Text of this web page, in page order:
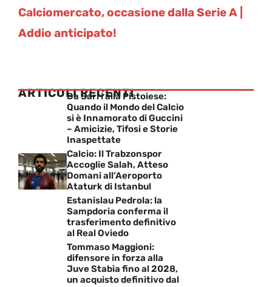
Calciomercato, occasione dalla Serie A |
Addio anticipato!
ARTICOLI RECENTI
Da Sarri alla Pistoiese:
Quando il Mondo del Calcio
si è Innamorato di Guccini
– Amicizie, Tifosi e Storie
Inaspettate
Calcio: Il Trabzonspor
Accoglie Salah, Atteso
Domani all’Aeroporto
Ataturk di Istanbul
Estanislau Pedrola: la
Sampdoria conferma il
trasferimento definitivo
al Real Oviedo
Tommaso Maggioni:
difensore in forza alla
Juve Stabia fino al 2028,
un acquisto definitivo dal